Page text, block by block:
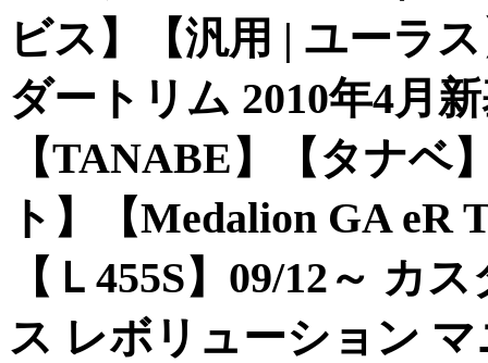
ビス】【汎用 | ユーラ
ダートリム 2010年4月
【TANABE】【タナベ
ト】【Medalion GA
【Ｌ455S】09/12～ カ
ス レボリューション